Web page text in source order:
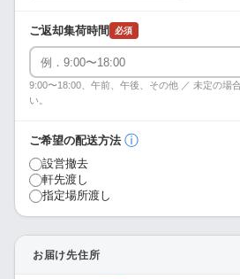
ご返却集荷時間 必須
9:00〜18:00、午前、午後、その他 ／ 未定の場
い。
ご希望の配送方法 ⓘ
設営撤去
軒先渡し
指定場所渡し
お届け先住所